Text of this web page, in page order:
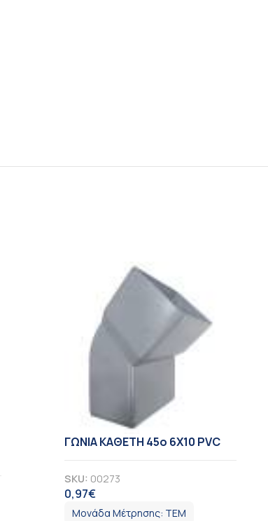
ΓΩΝΙΑ ΚΑΘΕΤΗ 45ο 6Χ10 PVC
SKU: 00273
0,97€
Μονάδα Μέτρησης: ΤΕΜ